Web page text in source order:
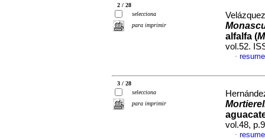
2 / 28
selecciona
para imprimir
alfalfa (
vol.52.
·
3 / 28
selecciona
para imprimir
vol.48,
·